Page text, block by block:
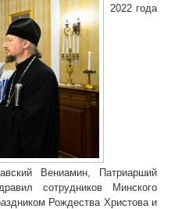
2022 года
Вениамин, Патриарший
сотрудников Минского
Рождества Христова и